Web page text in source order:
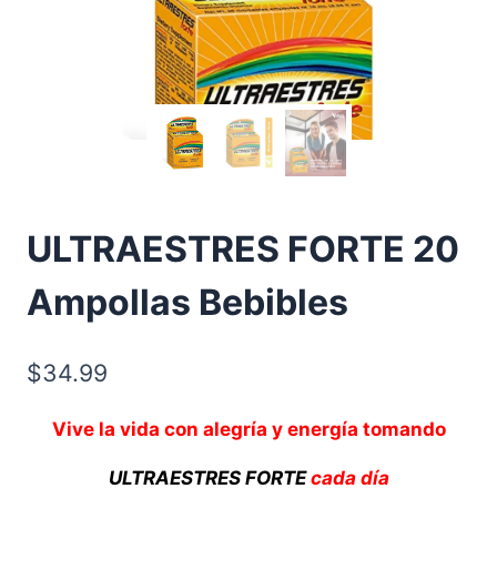
ULTRAESTRES FORTE 20
Ampollas Bebibles
$34.99
Vive la vida con alegría y energía tomando
ULTRAESTRES FORTE cada día